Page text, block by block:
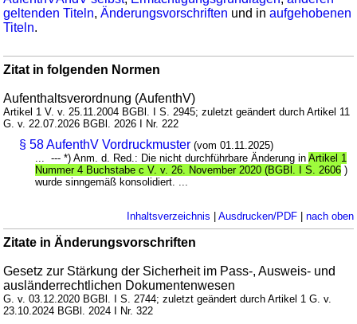
geltenden Titeln,Änderungsvorschriften und inaufgehobenen
Titeln.
Zitat in folgenden Normen
Aufenthaltsverordnung (AufenthV)
Artikel 1 V. v. 25.11.2004 BGBl. I S. 2945; zuletzt geändert durch Artikel 11
G. v. 22.07.2026 BGBl. 2026 I Nr. 222
§ 58 AufenthV Vordruckmuster (vom 01.11.2025)
... --- *) Anm. d. Red.: Die nicht durchführbare Änderung inArtikel 1
Nummer 4 Buchstabe c V. v. 26. November 2020 (BGBl. I S. 2606 )
wurde sinngemäß konsolidiert. ...
Inhaltsverzeichnis Ausdrucken/PDF| nach oben
Zitate in Änderungsvorschriften
Gesetz zur Stärkung der Sicherheit im Pass-, Ausweis- und
ausländerrechtlichen Dokumentenwesen
G. v. 03.12.2020 BGBl. I S. 2744; zuletzt geändert durch Artikel 1 G. v.
23.10.2024 BGBl. 2024 I Nr. 322